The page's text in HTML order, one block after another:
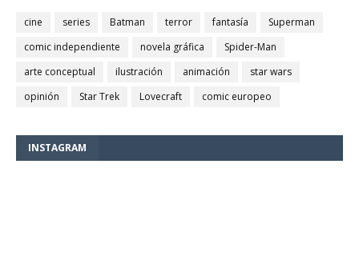
cine series Batman terror fantasía
Superman
comic independiente
novela gráfica
Spider-Man
arte conceptual
ilustración animación
star wars
opinión
Star Trek Lovecraft comic europeo
INSTAGRAM